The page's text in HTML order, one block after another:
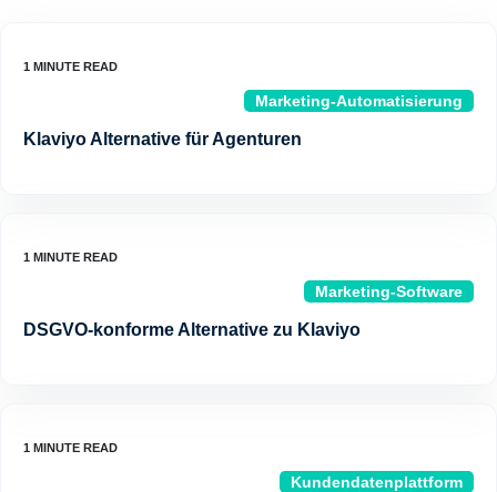
Marketing-Automatisierung
Klaviyo Alternative für Agenturen
Marketing-Software
DSGVO-konforme Alternative zu Klaviyo
Kundendatenplattform